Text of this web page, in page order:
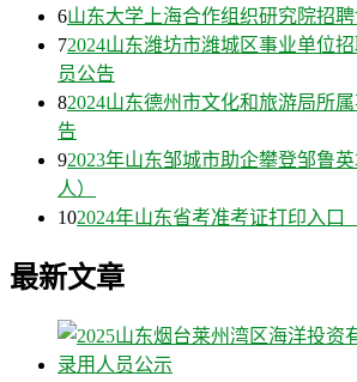
6山东大学上海合作组织研究院招
72024山东潍坊市潍城区事业单位
员公告
82024山东德州市文化和旅游局所
告
92023年山东邹城市助企攀登邹鲁
人）
102024年山东省考准考证打印入口
最新文章